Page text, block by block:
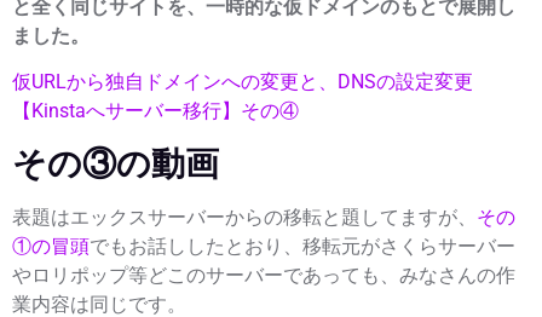
と全く同じサイトを、 一時的な仮ドメインのもとで展開し
ました。
仮URLから独自ドメインへの変更と、DNSの設定変更
【Kinstaへサーバー移行】その④
その③の動画
表題はエックスサーバーからの移転と題してますが、 その
①の冒頭でもお話ししたとおり、 移転元がさくらサーバー
やロリポップ等どこのサーバーであっても、みなさんの作
業内容は同じです。